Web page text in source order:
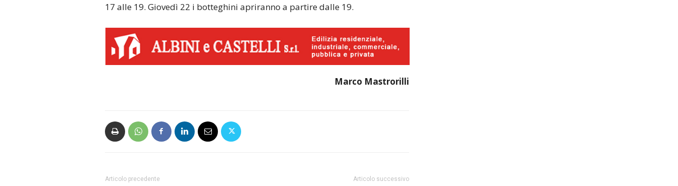
17 alle 19. Giovedì 22 i botteghini apriranno a partire dalle 19.
Marco Mastrorilli
Articolo precedente Articolo successivo